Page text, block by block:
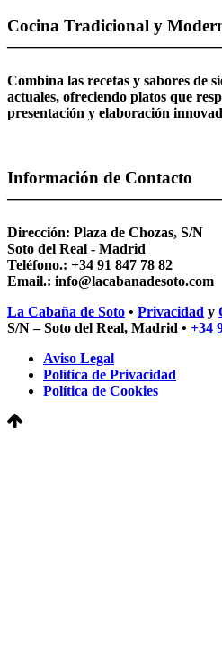
Cocina Tradicional y
Combina las recetas y sabores de
actuales, ofreciendo platos que
presentación y elaboración
Información de Contacto
Dirección: Plaza de Chozas, S/N
Soto del Real - Madrid
Teléfono.: +34 91 847 78 82
Email.: info@lacabanadesoto.com
La Cabaña de Soto • Privacidad y
S/N – Soto del Real, Madrid • +34
Aviso Legal
Política de Privacidad
Política de Cookies